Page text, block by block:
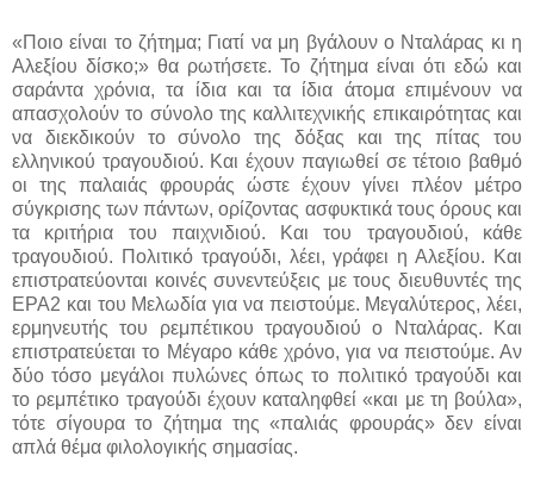
«Ποιο είναι το ζήτημα; Γιατί να μη βγάλουν ο Νταλάρας κι η
Αλεξίου δίσκο;» θα ρωτήσετε. Το ζήτημα είναι ότι εδώ και
σαράντα χρόνια, τα ίδια και τα ίδια άτομα επιμένουν να
απασχολούν το σύνολο της καλλιτεχνικής επικαιρότητας και
να διεκδικούν το σύνολο της δόξας και της πίτας του
ελληνικού τραγουδιού. Και έχουν παγιωθεί σε τέτοιο βαθμό
οι της παλαιάς φρουράς ώστε έχουν γίνει πλέον μέτρο
σύγκρισης των πάντων, ορίζοντας ασφυκτικά τους όρους και
τα κριτήρια του παιχνιδιού. Και του τραγουδιού, κάθε
τραγουδιού. Πολιτικό τραγούδι, λέει, γράφει η Αλεξίου. Και
επιστρατεύονται κοινές συνεντεύξεις με τους διευθυντές της
ΕΡΑ2 και του Μελωδία για να πειστούμε. Μεγαλύτερος, λέει,
ερμηνευτής του ρεμπέτικου τραγουδιού ο Νταλάρας. Και
επιστρατεύεται το Μέγαρο κάθε χρόνο, για να πειστούμε. Αν
δύο τόσο μεγάλοι πυλώνες όπως το πολιτικό τραγούδι και
το ρεμπέτικο τραγούδι έχουν καταληφθεί «και με τη βούλα»,
τότε σίγουρα το ζήτημα της «παλιάς φρουράς» δεν είναι
απλά θέμα φιλολογικής σημασίας.